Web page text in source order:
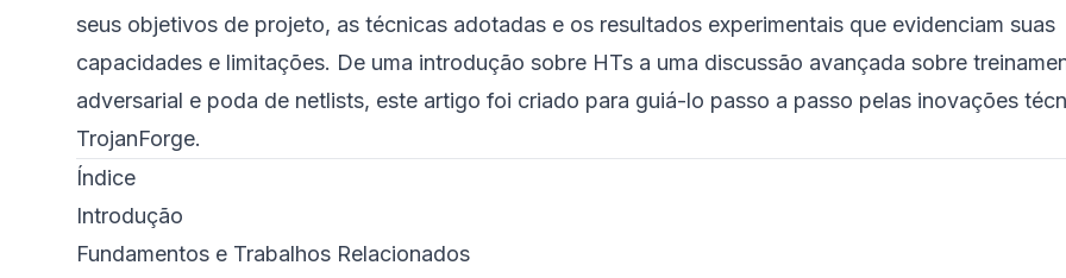
seus objetivos de projeto, as técnicas adotadas e os resultados experimentais que evidenciam suas
capacidades e limitações. De uma introdução sobre HTs a uma discussão avançada sobre
adversarial e poda de netlists, este artigo foi criado para guiá-lo passo a passo pelas inovações
TrojanForge.
Índice
Introdução
Fundamentos e Trabalhos Relacionados